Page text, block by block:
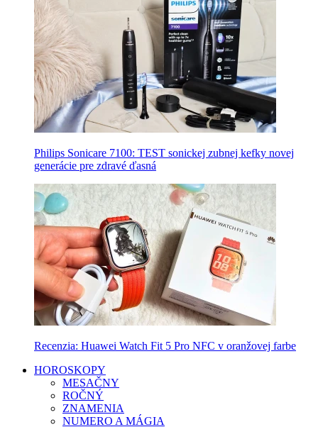
Philips Sonicare 7100: TEST sonickej zubnej kefky novej
generácie pre zdravé ďasná
Recenzia: Huawei Watch Fit 5 Pro NFC v oranžovej farbe
HOROSKOPY
MESAČNY
ROČNÝ
ZNAMENIA
NUMERO A MÁGIA